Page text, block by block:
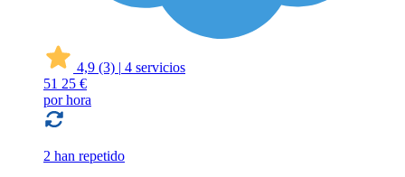
4,9 (3) | 4 servicios
51 25 €
por hora
2 han repetido